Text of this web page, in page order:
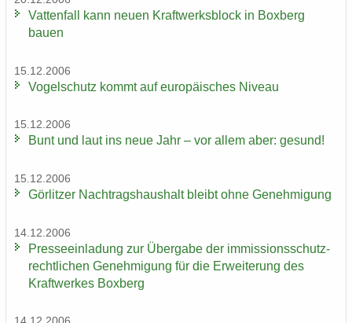
Vat­ten­fall kann neuen Kraft­werks­block in Box­berg
bauen
15.12.2006
Vo­gel­schutz kommt auf eu­ro­päi­sches Ni­veau
15.12.2006
Bunt und laut ins neue Jahr – vor allem aber: ge­sund!
15.12.2006
Gör­lit­zer Nach­trags­haus­halt bleibt ohne Ge­neh­mi­gung
14.12.2006
Pres­se­ein­la­dung zur Über­ga­be der im­mis­si­ons­schutz­
recht­li­chen Ge­neh­mi­gung für die Er­wei­te­rung des
Kraft­wer­kes Box­berg